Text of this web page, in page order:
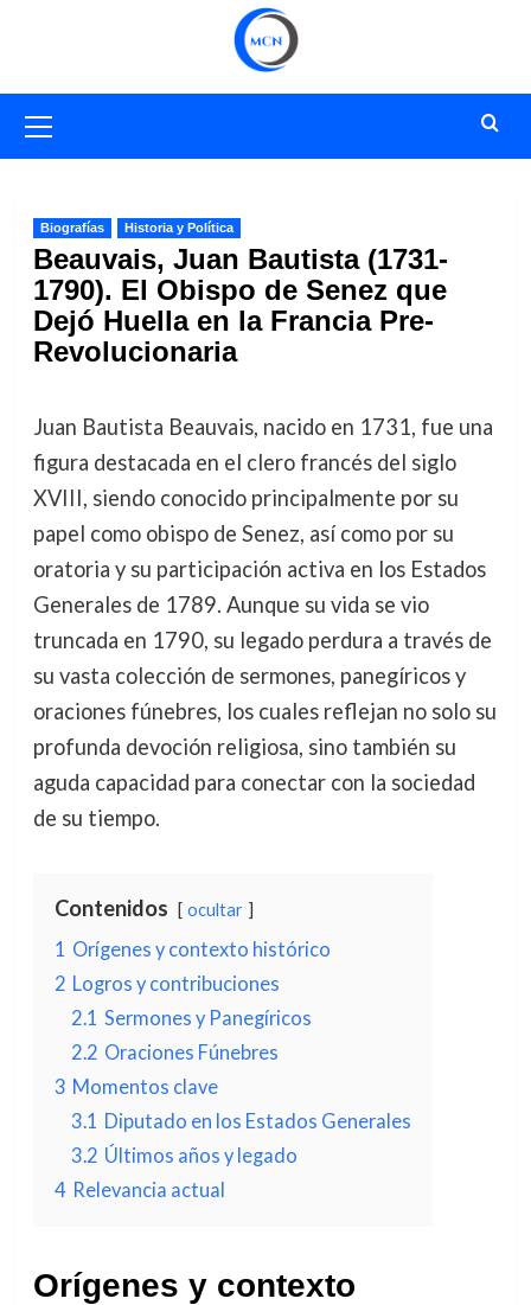
primario
Biografías Historia y Política
Beauvais, Juan Bautista (1731-
1790). El Obispo de Senez que
Dejó Huella en la Francia Pre-
Revolucionaria
Juan Bautista Beauvais, nacido en 1731, fue una
figura destacada en el clero francés del siglo
XVIII, siendo conocido principalmente por su
papel como obispo de Senez, así como por su
oratoria y su participación activa en los Estados
Generales de 1789. Aunque su vida se vio
truncada en 1790, su legado perdura a través de
su vasta colección de sermones, panegíricos y
oraciones fúnebres, los cuales reflejan no solo su
profunda devoción religiosa, sino también su
aguda capacidad para conectar con la sociedad
de su tiempo.
Contenidos ocultar
1 Orígenes y contexto histórico
2 Logros y contribuciones
2.1 Sermones y Panegíricos
2.2 Oraciones Fúnebres
3 Momentos clave
3.1 Diputado en los Estados Generales
3.2 Últimos años y legado
4 Relevancia actual
Orígenes y contexto